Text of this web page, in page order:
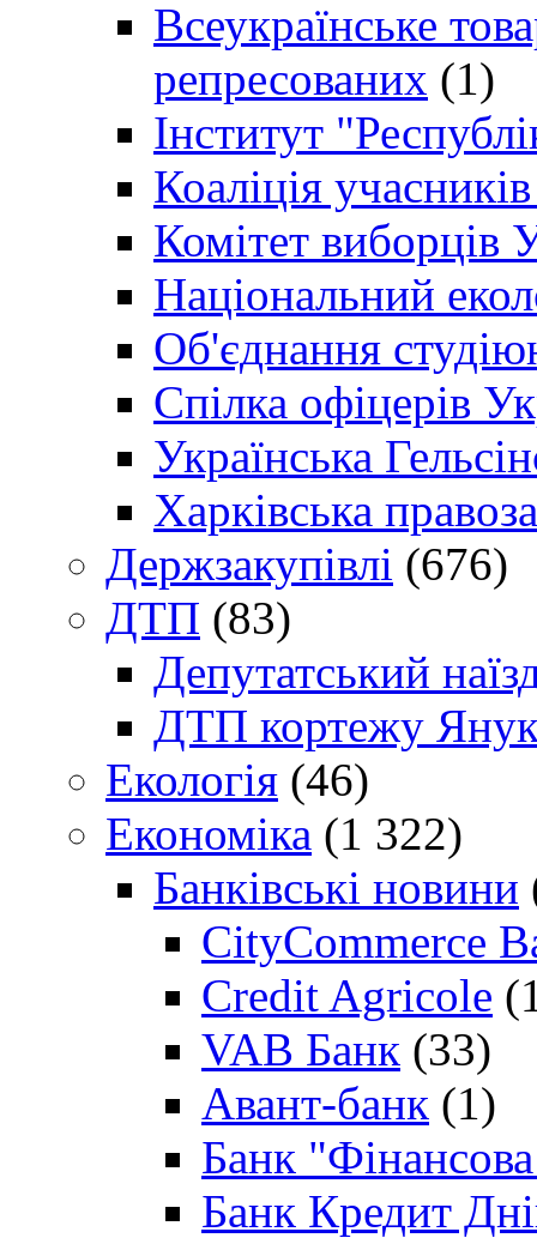
Всеукраїнське
репресованих (1)
Інститут
Коаліція
Комітет виборців
Національний
Об'єднання
Спілка офіцерів
Українська
Харківська
Держзакупівлі (676)
ДТП (83)
Депутатський
ДТП кортежу
Екологія (46)
Економіка (1 322)
Банківські новини
CityCommerce
Credit Agricole
VAB Банк (33)
Авант-банк (1)
Банк "Фінансова
Банк Кредит